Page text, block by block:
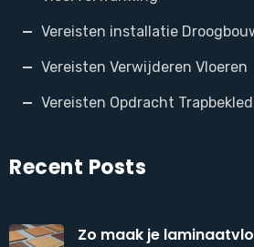
Vereisten installatie
Vereisten Verwijderen Vloeren
Vereisten Opdracht
Recent Posts
Zo maak je